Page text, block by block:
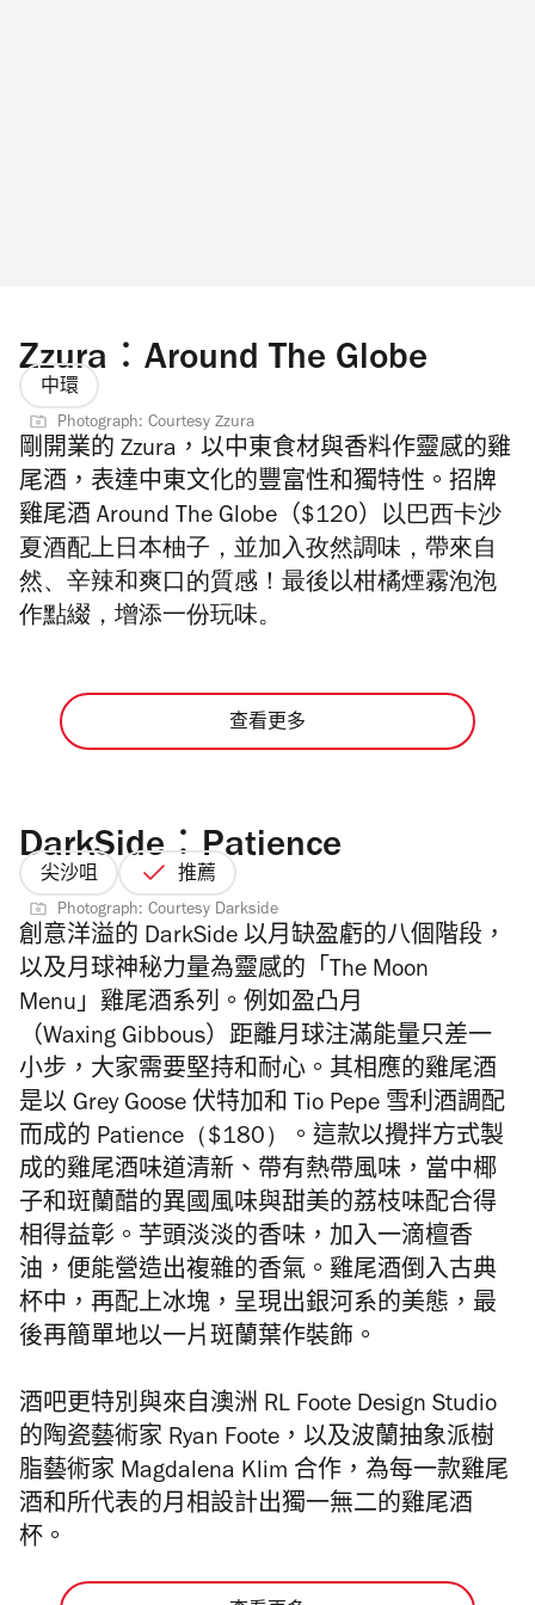
Zzura：Around The Globe
中環
Photograph: Courtesy Zzura
剛開業的 Zzura，以中東食材與香料作靈感的雞
尾酒，表達中東文化的豐富性和獨特性。招牌
雞尾酒 Around The Globe（$120） 以巴西卡沙
夏酒配上日本柚子，並加入孜然調味， 帶來自
然、辛辣和爽口的質感！ 最後以柑橘煙霧泡泡
作點綴，增添一份玩味。
查看更多
DarkSide：Patience
尖沙咀 推薦
Photograph: Courtesy Darkside
創意洋溢的 DarkSide 以月缺盈虧的八個階段，
以及月球神秘力量為靈感的「The Moon
Menu」雞尾酒系列。例如盈凸月
（Waxing Gibbous） 距離月球注滿能量只差一
小步，大家需要堅持和耐心。其相應的雞尾酒
是以 Grey Goose 伏特加和 Tio Pepe 雪利酒調配
而成的 Patience（$180） 。 這款以攪拌方式製
成的雞尾酒味道清新、帶有熱帶風味， 當中椰
子和斑蘭醋的異國風味與甜美的荔枝味配合得
相得益彰。 芋頭淡淡的香味，加入一滴檀香
油，便能營造出複雜的香氣。 雞尾酒倒入古典
杯中，再配上冰塊，呈現出銀河系的美態， 最
後再簡單地以一片斑蘭葉作裝飾。
酒吧更特別與來自澳洲 RL Foote Design Studio
的陶瓷藝術家 Ryan Foote ，以及波蘭抽象派樹
脂藝術家 Magdalena Klim 合作， 為每一款雞尾
酒和所代表的月相設計出獨一無二的雞尾酒
杯。